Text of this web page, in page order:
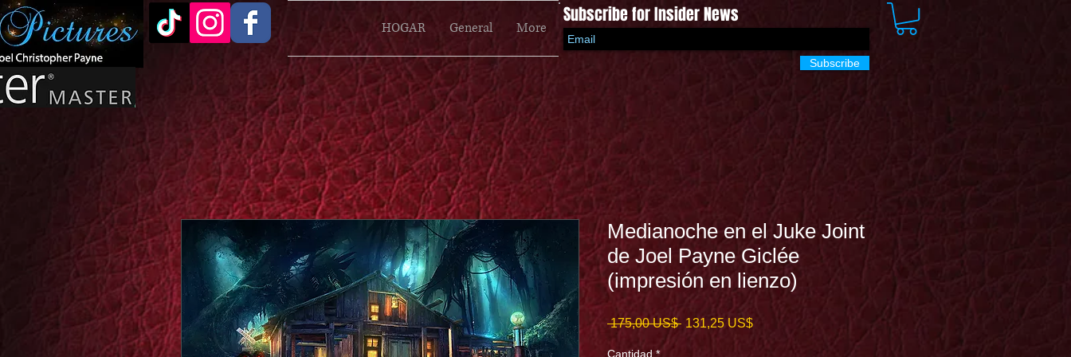
HOGAR General More
Subscribe for Insider News
Subscribe
Medianoche en el Juke Joint
de Joel Payne Giclée
(impresión en lienzo)
175,00 US$ Precio
131,25 US$Precio
Cantidad *